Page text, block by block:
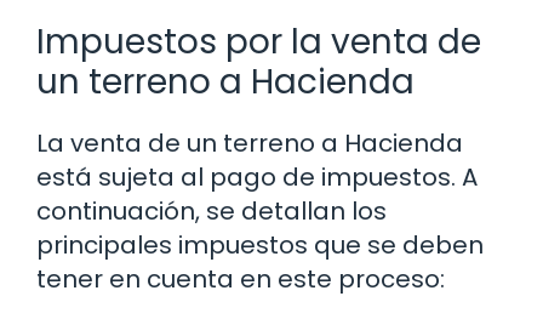
Impuestos por la venta de
un terreno a Hacienda
La venta de un terreno a Hacienda
está sujeta al pago de impuestos. A
continuación, se detallan los
principales impuestos que se deben
tener en cuenta en este proceso: